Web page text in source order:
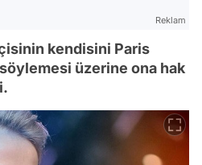
Reklam
kendisini Paris
üzerine ona hak